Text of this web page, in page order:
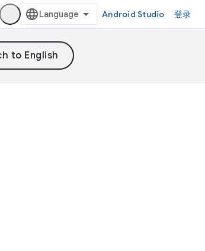
Android Studio 登录